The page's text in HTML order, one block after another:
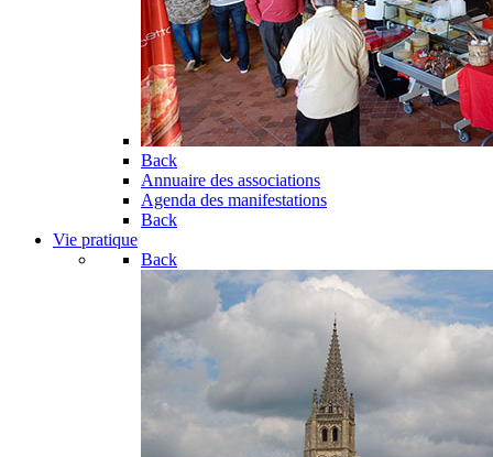
Back
Annuaire des associations
Agenda des manifestations
Back
Vie pratique
Back